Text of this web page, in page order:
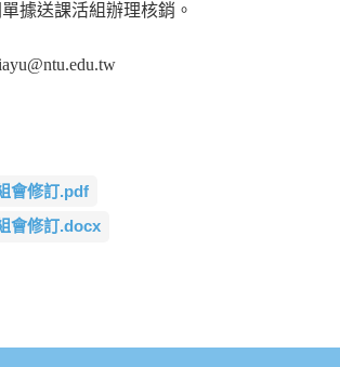
據送課活組辦理核銷。
會修訂.pdf
會修訂.docx